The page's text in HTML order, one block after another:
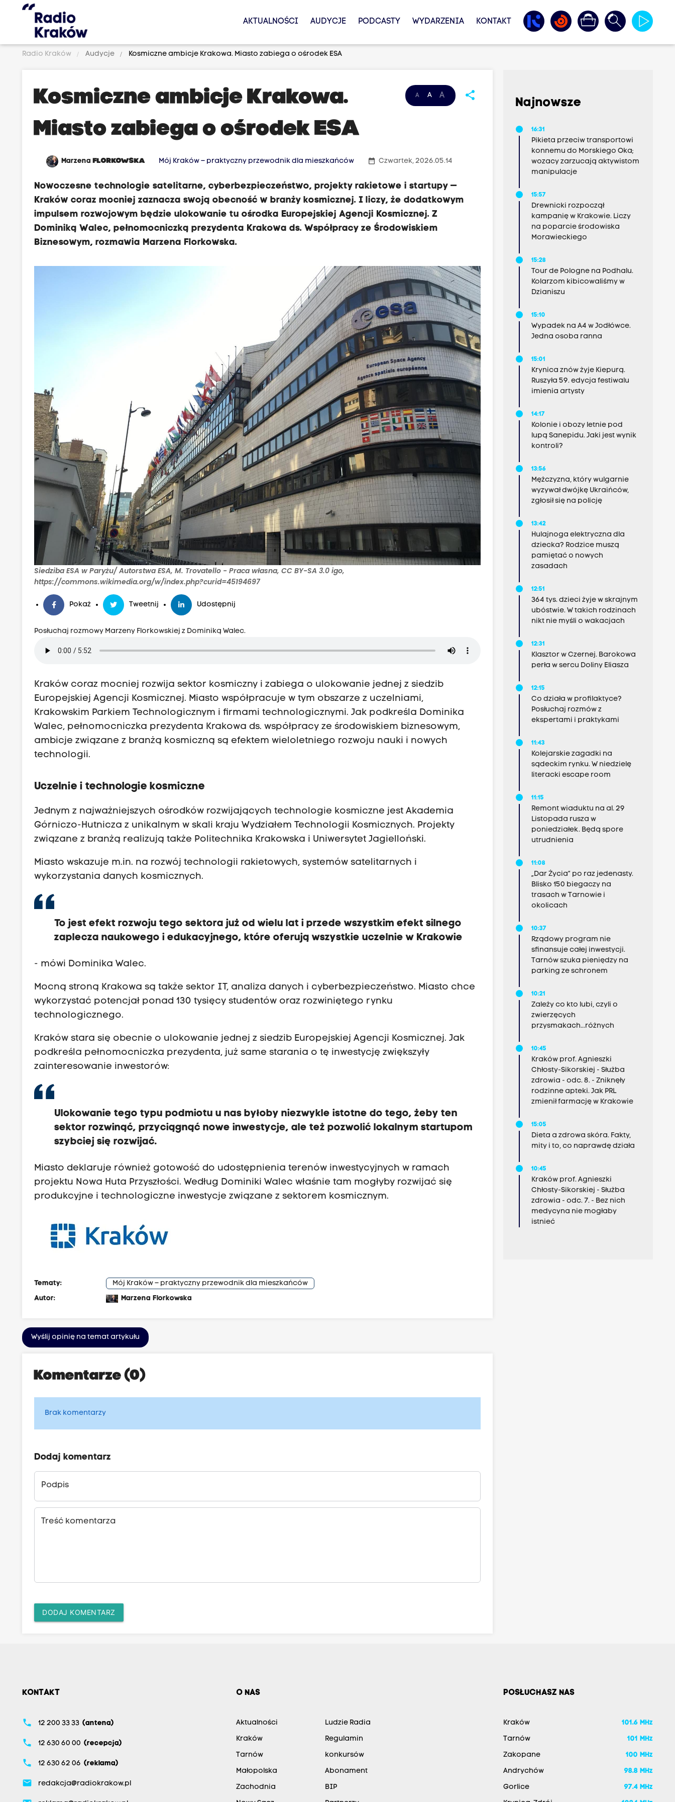
AKTUALNOŚCI AUDYCJE PODCASTY WYDARZENIA KONTAKT
Radio Kraków Audycje Kosmiczne ambicje Krakowa. Miasto zabiega o ośrodek ESA
A A A share
Kosmiczne ambicje Krakowa.
Miasto zabiega o ośrodek ESA
MarzenaFLORKOWSKA Mój Kraków – praktyczny przewodnik dla mieszkańców date_range Czwartek, 2026.05.14
Nowoczesne technologie satelitarne, cyberbezpieczeństwo, projekty rakietowe i startupy —
Kraków coraz mocniej zaznacza swoją obecność w branży kosmicznej. I liczy, że dodatkowym
impulsem rozwojowym będzie ulokowanie tu ośrodka Europejskiej Agencji Kosmicznej. Z
Dominiką Walec, pełnomocniczką prezydenta Krakowa ds. Współpracy ze Środowiskiem
Biznesowym, rozmawia Marzena Florkowska.
Siedziba ESA w Paryżu/ Autorstwa ESA, M. Trovatello - Praca własna, CC BY-SA 3.0 igo,
https://commons.wikimedia.org/w/index.php?curid=45194697
Pokaż Tweetnij Udostępnij
Posłuchaj rozmowy Marzeny Florkowskiej z Dominiką Walec.
Kraków coraz mocniej rozwija sektor kosmiczny i zabiega o ulokowanie jednej z siedzib
Europejskiej Agencji Kosmicznej. Miasto współpracuje w tym obszarze z uczelniami,
Krakowskim Parkiem Technologicznym i firmami technologicznymi. Jak podkreśla Dominika
Walec, pełnomocniczka prezydenta Krakowa ds. współpracy ze środowiskiem biznesowym,
ambicje związane z branżą kosmiczną są efektem wieloletniego rozwoju nauki i nowych
technologii.
Uczelnie i technologie kosmiczne
Jednym z najważniejszych ośrodków rozwijających technologie kosmiczne jest Akademia
Górniczo-Hutnicza z unikalnym w skali kraju Wydziałem Technologii Kosmicznych. Projekty
związane z branżą realizują także Politechnika Krakowska i Uniwersytet Jagielloński.
Miasto wskazuje m.in. na rozwój technologii rakietowych, systemów satelitarnych i
wykorzystania danych kosmicznych.
To jest efekt rozwoju tego sektora już od wielu lat i przede wszystkim efekt silnego
zaplecza naukowego i edukacyjnego, które oferują wszystkie uczelnie w Krakowie
- mówi Dominika Walec.
Mocną stroną Krakowa są także sektor IT, analiza danych i cyberbezpieczeństwo. Miasto chce
wykorzystać potencjał ponad 130 tysięcy studentów oraz rozwiniętego rynku
technologicznego.
Kraków stara się obecnie o ulokowanie jednej z siedzib Europejskiej Agencji Kosmicznej. Jak
podkreśla pełnomocniczka prezydenta, już same starania o tę inwestycję zwiększyły
zainteresowanie inwestorów:
Ulokowanie tego typu podmiotu u nas byłoby niezwykle istotne do tego, żeby ten
sektor rozwinąć, przyciągnąć nowe inwestycje, ale też pozwolić lokalnym startupom
szybciej się rozwijać.
Miasto deklaruje również gotowość do udostępnienia terenów inwestycyjnych w ramach
projektu Nowa Huta Przyszłości. Według Dominiki Walec właśnie tam mogłyby rozwijać się
produkcyjne i technologiczne inwestycje związane z sektorem kosmicznym.
Tematy:
Mój Kraków – praktyczny przewodnik dla mieszkańców
Autor:
Marzena Florkowska
Wyślij opinię na temat artykułu
Komentarze (0)
Brak komentarzy
Dodaj komentarz
Podpis
Treść komentarza
DODAJ KOMENTARZ
Najnowsze
16:31
Pikieta przeciw transportowi
konnemu do Morskiego Oka;
wozacy zarzucają aktywistom
manipulacje
15:57
Drewnicki rozpoczął
kampanię w Krakowie. Liczy
na poparcie środowiska
Morawieckiego
15:28
Tour de Pologne na Podhalu.
Kolarzom kibicowaliśmy w
Dzianiszu
15:10
Wypadek na A4 w Jodłówce.
Jedna osoba ranna
15:01
Krynica znów żyje Kiepurą.
Ruszyła 59. edycja festiwalu
imienia artysty
14:17
Kolonie i obozy letnie pod
lupą Sanepidu. Jaki jest wynik
kontroli?
13:56
Mężczyzna, który wulgarnie
wyzywał dwójkę Ukraińców,
zgłosił się na policję
13:42
Hulajnoga elektryczna dla
dziecka? Rodzice muszą
pamiętać o nowych
zasadach
12:51
364 tys. dzieci żyje w skrajnym
ubóstwie. W takich rodzinach
nikt nie myśli o wakacjach
12:31
Klasztor w Czernej. Barokowa
perła w sercu Doliny Eliasza
12:15
Co działa w profilaktyce?
Posłuchaj rozmów z
ekspertami i praktykami
11:43
Kolejarskie zagadki na
sądeckim rynku. W niedzielę
literacki escape room
11:15
Remont wiaduktu na al. 29
Listopada rusza w
poniedziałek. Będą spore
utrudnienia
11:08
„Dar Życia” po raz jedenasty.
Blisko 150 biegaczy na
trasach w Tarnowie i
okolicach
10:37
Rządowy program nie
sfinansuje całej inwestycji.
Tarnów szuka pieniędzy na
parking ze schronem
10:21
Zależy co kto lubi, czyli o
zwierzęcych
przysmakach...różnych
10:45
Kraków prof. Agnieszki
Chłosty-Sikorskiej - Służba
zdrowia - odc. 8. - Zniknęły
rodzinne apteki. Jak PRL
zmienił farmację w Krakowie
15:05
Dieta a zdrowa skóra. Fakty,
mity i to, co naprawdę działa
10:45
Kraków prof. Agnieszki
Chłosty-Sikorskiej - Służba
zdrowia - odc. 7. - Bez nich
medycyna nie mogłaby
istnieć
KONTAKT
phone 12 200 33 33 (antena)
phone 12 630 60 00 (recepcja)
phone 12 630 62 06 (reklama)
email redakcja@radiokrakow.pl
O NAS
Aktualności
Kraków
Tarnów
Małopolska
Zachodnia
Ludzie Radia
Regulamin
konkursów
Abonament
BIP
POSŁUCHASZ NAS
Kraków 101.6 MHz
Tarnów 101 MHz
Zakopane 100 MHz
Andrychów 98.8 MHz
Gorlice 97.4 MHz